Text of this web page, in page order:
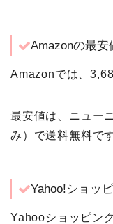
Amazonの最安
Amazonでは、
最安値は、ニュー
み）で送料無料です
Yahoo!ショッ
Yahooショッピン